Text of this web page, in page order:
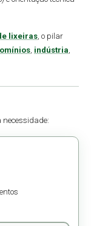
lixeiras, o pilar
, indústria,
necessidade: